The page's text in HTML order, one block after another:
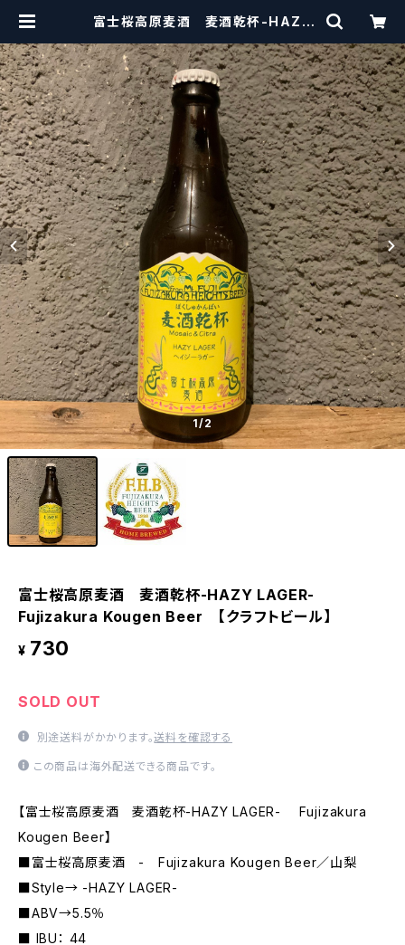
富士桜高原麦酒 麦酒乾杯-HAZY
eer 【クラフトビール】 | craftbee
rscissors
1/2
富士桜高原麦酒 麦酒乾杯-HAZY LAGER-
Fujizakura Kougen Beer 【クラフトビール】
¥ 730
SOLD OUT
別途送料がかかります。送料を確認する
この商品は海外配送できる商品です。
【富士桜高原麦酒 麦酒乾杯-HAZY LAGER- Fujizakura
Kougen Beer】
■富士桜高原麦酒 - Fujizakura Kougen Beer／山梨
■Style→ -HAZY LAGER-
■ABV→5.5％
■ IBU： 44